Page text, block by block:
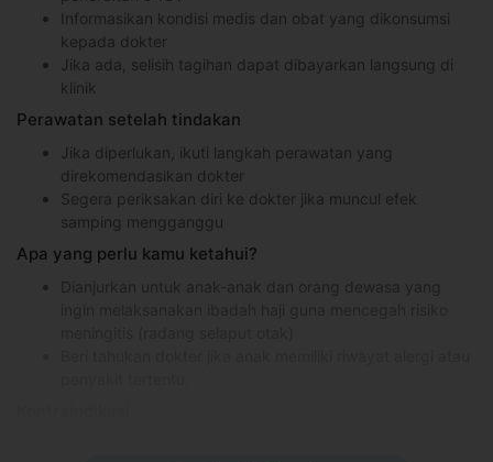
Informasikan kondisi medis dan obat yang dikonsumsi
kepada dokter
Jika ada, selisih tagihan dapat dibayarkan langsung di
klinik
Perawatan setelah tindakan
Jika diperlukan, ikuti langkah perawatan yang
direkomendasikan dokter
Segera periksakan diri ke dokter jika muncul efek
samping mengganggu
Apa yang perlu kamu ketahui?
Dianjurkan untuk anak-anak dan orang dewasa yang